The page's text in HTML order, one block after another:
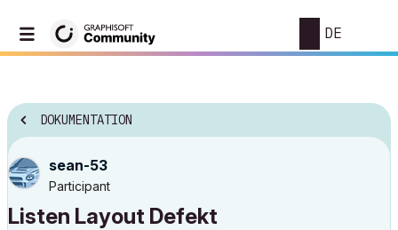
DE
DOKUMENTATION
sean-53
Participant
Listen Layout Defekt